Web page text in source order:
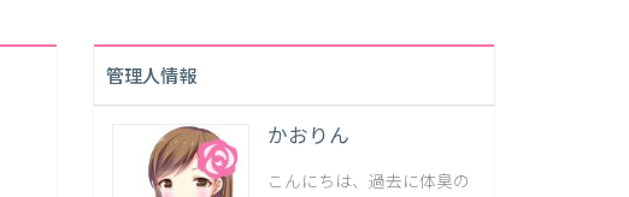
管理人情報
かおりん
こんにちは、過去に体臭の